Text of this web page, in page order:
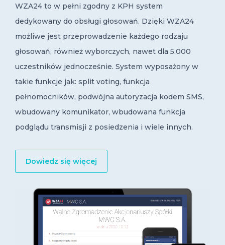
WZA24 to w pełni zgodny z KPH system
dedykowany do obsługi głosowań. Dzięki WZA24
możliwe jest przeprowadzenie każdego rodzaju
głosowań, również wyborczych, nawet dla 5.000
uczestników jednocześnie. System wyposażony w
takie funkcje jak: split voting, funkcja
pełnomocników, podwójna autoryzacja kodem SMS,
wbudowany komunikator, wbudowana funkcja
podglądu transmisji z posiedzenia i wiele innych.
Dowiedz się więcej